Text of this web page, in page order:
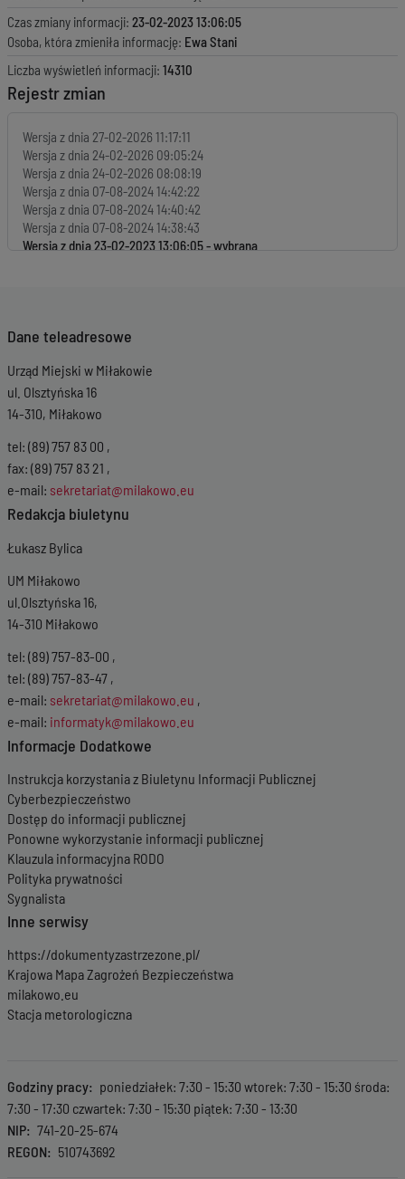
Czas zmiany informacji: 23-02-2023 13:06:05
Osoba, która zmieniła informację: Ewa Stani
Liczba wyświetleń informacji: 14310
Rejestr zmian
Wersja z dnia 27-02-2026 11:17:11
Wersja z dnia 24-02-2026 09:05:24
Wersja z dnia 24-02-2026 08:08:19
Wersja z dnia 07-08-2024 14:42:22
Wersja z dnia 07-08-2024 14:40:42
Wersja z dnia 07-08-2024 14:38:43
Wersja z dnia23-02-2023 13:06:05
Wersja z dnia13-03-2019 09:13:42
Wersja z dnia29-05-2017 10:03:53
Wersja z dnia05-01-2017 11:31:12
Dane teleadresowe
Urząd Miejski w Miłakowie
ul. Olsztyńska 16
14-310, Miłakowo
tel: (89) 757 83 00 ,
fax: (89) 757 83 21 ,
e-mail: sekretariat@milakowo.eu
Redakcja biuletynu
Łukasz Bylica
UM Miłakowo
ul.Olsztyńska 16,
14-310 Miłakowo
tel: (89) 757-83-00 ,
tel: (89) 757-83-47 ,
e-mail: sekretariat@milakowo.eu ,
e-mail: informatyk@milakowo.eu
Informacje Dodatkowe
Instrukcja korzystania z Biuletynu Informacji Publicznej
Cyberbezpieczeństwo
Dostęp do informacji publicznej
Ponowne wykorzystanie informacji publicznej
Klauzula informacyjna RODO
Polityka prywatności
Sygnalista
Inne serwisy
https://dokumentyzastrzezone.pl/
Krajowa Mapa Zagrożeń Bezpieczeństwa
milakowo.eu
Stacja metorologiczna
Godziny pracy
poniedziałek: 7:30 - 15:30 wtorek: 7:30 - 15:30 środa:
7:30 - 17:30 czwartek: 7:30 - 15:30 piątek: 7:30 - 13:30
NIP
741-20-25-674
REGON
510743692